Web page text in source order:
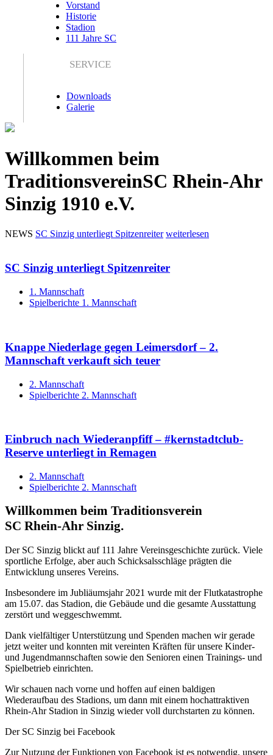
Vorstand
Historie
Stadion
111 Jahre SC
SERVICE
Downloads
Galerie
Willkommen beim
TraditionsvereinSC Rhein-Ahr
Sinzig 1910 e.V.
NEWS SC Sinzig unterliegt Spitzenreiter weiterlesen
SC Sinzig unterliegt Spitzenreiter
1. Mannschaft
Spielberichte 1. Mannschaft
Knappe Niederlage gegen Leimersdorf – 2.
Mannschaft verkauft sich teuer
2. Mannschaft
Spielberichte 2. Mannschaft
Einbruch nach Wiederanpfiff – #kernstadtclub-
Reserve unterliegt in Remagen
2. Mannschaft
Spielberichte 2. Mannschaft
Willkommen beim Traditionsverein
SC Rhein-Ahr Sinzig.
Der SC Sinzig blickt auf 111 Jahre Vereinsgeschichte zurück. Viele
sportliche Erfolge, aber auch Schicksalsschläge prägten die
Entwicklung unseres Vereins.
Insbesondere im Jubliäumsjahr 2021 wurde mit der Flutkatastrophe
am 15.07. das Stadion, die Gebäude und die gesamte Ausstattung
zerstört und weggeschwemmt.
Dank vielfältiger Unterstützung und Spenden machen wir gerade
jetzt weiter und konnten mit vereinten Kräften für unsere Kinder-
und Jugendmannschaften sowie den Senioren einen Trainings- und
Spielbetrieb einrichten.
Wir schauen nach vorne und hoffen auf einen baldigen
Wiederaufbau des Stadions, um dann mit einem hochattraktiven
Rhein-Ahr Stadion in Sinzig wieder voll durchstarten zu können.
Der SC Sinzig bei Facebook
Zur Nutzung der Funktionen von Facebook ist es notwendig, unsere